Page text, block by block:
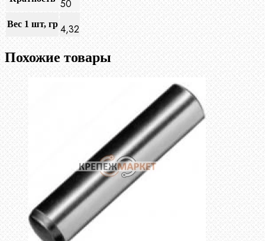
50
Вес 1 шт, гр 4,32
Похожие товары